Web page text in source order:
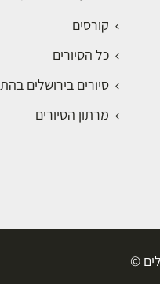
קורסים
כל הסיורים
סיורים בירושלים
מרתון הסיורים
©